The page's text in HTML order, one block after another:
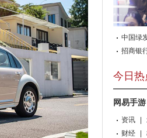
中国绿
招商银
今日热
网易手
玩家资讯
穹！
财经